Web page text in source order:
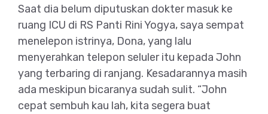
Saat dia belum diputuskan dokter masuk ke
ruang ICU di RS Panti Rini Yogya, saya sempat
menelepon istrinya, Dona, yang lalu
menyerahkan telepon seluler itu kepada John
yang terbaring di ranjang. Kesadarannya masih
ada meskipun bicaranya sudah sulit. “John
cepat sembuh kau lah, kita segera buat